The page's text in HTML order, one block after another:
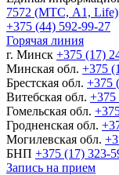
7572 (МТС, A1, Life)
+375 (44) 592-99-27
Горячая линия
г. Минск +375 (17)
Минская обл. +375
Брестская обл. +375
Витебская обл. +375
Гомельская обл.
Гродненская обл.
Могилевская обл.
БНП +375 (17) 323-
Запись на прием